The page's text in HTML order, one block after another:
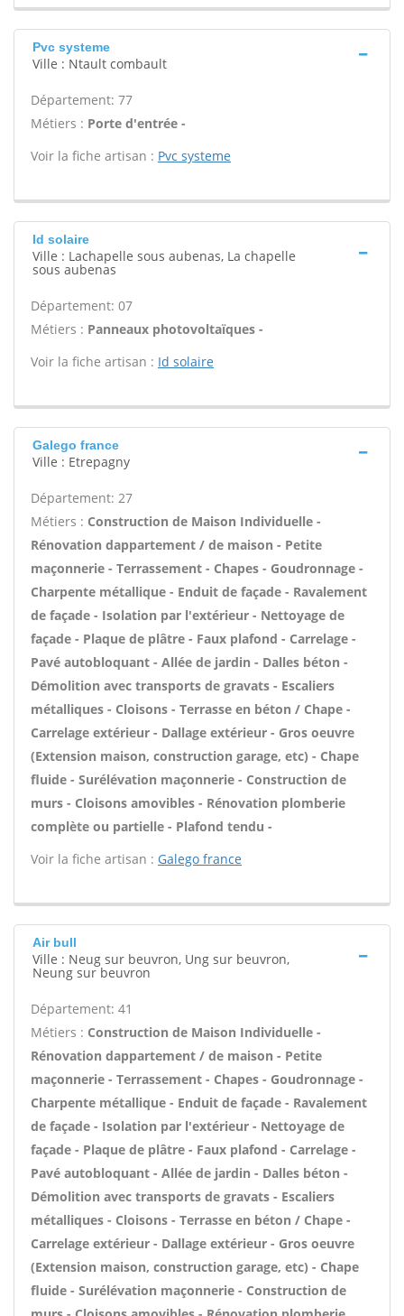
Pvc systeme
Ville : Ntault combault
Département: 77
Métiers : Porte d'entrée -
Voir la fiche artisan : Pvc systeme
Id solaire
Ville : Lachapelle sous aubenas, La chapelle
sous aubenas
Département: 07
Métiers : Panneaux photovoltaïques -
Voir la fiche artisan : Id solaire
Galego france
Ville : Etrepagny
Département: 27
Métiers : Construction de Maison Individuelle -
Rénovation dappartement / de maison - Petite
maçonnerie - Terrassement - Chapes - Goudronnage -
Charpente métallique - Enduit de façade - Ravalement
de façade - Isolation par l'extérieur - Nettoyage de
façade - Plaque de plâtre - Faux plafond - Carrelage -
Pavé autobloquant - Allée de jardin - Dalles béton -
Démolition avec transports de gravats - Escaliers
métalliques - Cloisons - Terrasse en béton / Chape -
Carrelage extérieur - Dallage extérieur - Gros oeuvre
(Extension maison, construction garage, etc) - Chape
fluide - Surélévation maçonnerie - Construction de
murs - Cloisons amovibles - Rénovation plomberie
complète ou partielle - Plafond tendu -
Voir la fiche artisan : Galego france
Air bull
Ville : Neug sur beuvron, Ung sur beuvron,
Neung sur beuvron
Département: 41
Métiers : Construction de Maison Individuelle -
Rénovation dappartement / de maison - Petite
maçonnerie - Terrassement - Chapes - Goudronnage -
Charpente métallique - Enduit de façade - Ravalement
de façade - Isolation par l'extérieur - Nettoyage de
façade - Plaque de plâtre - Faux plafond - Carrelage -
Pavé autobloquant - Allée de jardin - Dalles béton -
Démolition avec transports de gravats - Escaliers
métalliques - Cloisons - Terrasse en béton / Chape -
Carrelage extérieur - Dallage extérieur - Gros oeuvre
(Extension maison, construction garage, etc) - Chape
fluide - Surélévation maçonnerie - Construction de